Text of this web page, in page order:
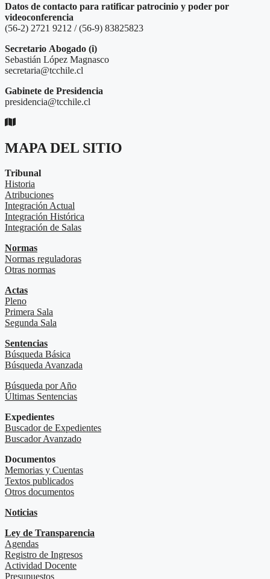
Datos de contacto para ratificar patrocinio y poder por
videoconferencia
(56-2) 2721 9212 / (56-9) 83825823
Secretario Abogado (i)
Sebastián López Magnasco
secretaria@tcchile.cl
Gabinete de Presidencia
presidencia@tcchile.cl
MAPA DEL SITIO
Tribunal
Historia
Atribuciones
Integración Actual
Integración Histórica
Integración de Salas
Normas
Normas reguladoras
Otras normas
Actas
Pleno
Primera Sala
Segunda Sala
Sentencias
Búsqueda Básica
Búsqueda Avanzada
Búsqueda por Año
Últimas Sentencias
Expedientes
Buscador de Expedientes
Buscador Avanzado
Documentos
Memorias y Cuentas
Textos publicados
Otros documentos
Noticias
Ley de Transparencia
Agendas
Registro de Ingresos
Actividad Docente
Presupuestos